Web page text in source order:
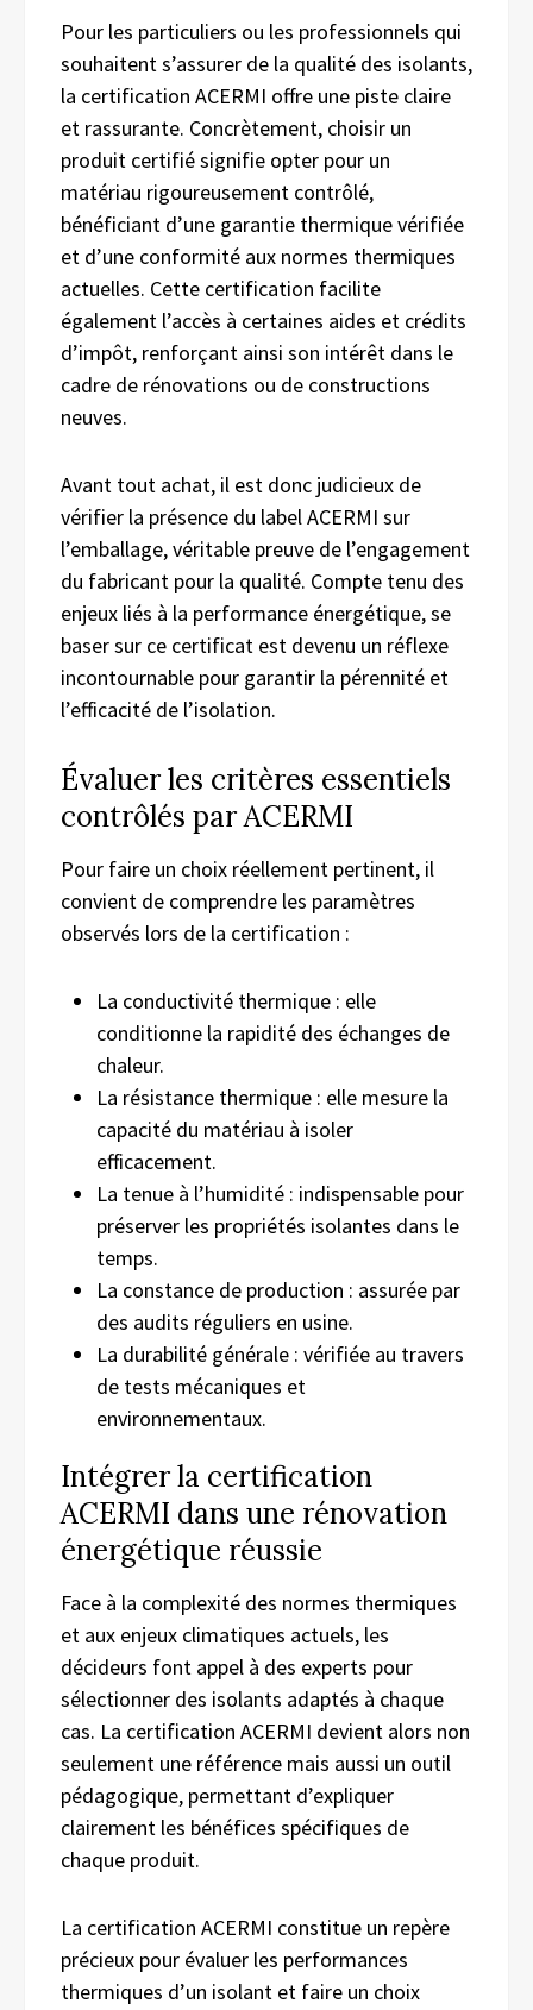
Pour les particuliers ou les professionnels qui
souhaitent s’assurer de la qualité des isolants,
la certification ACERMI offre une piste claire
et rassurante. Concrètement, choisir un
produit certifié signifie opter pour un
matériau rigoureusement contrôlé,
bénéficiant d’une garantie thermique vérifiée
et d’une conformité aux normes thermiques
actuelles. Cette certification facilite
également l’accès à certaines aides et crédits
d’impôt, renforçant ainsi son intérêt dans le
cadre de rénovations ou de constructions
neuves.
Avant tout achat, il est donc judicieux de
vérifier la présence du label ACERMI sur
l’emballage, véritable preuve de l’engagement
du fabricant pour la qualité. Compte tenu des
enjeux liés à la performance énergétique, se
baser sur ce certificat est devenu un réflexe
incontournable pour garantir la pérennité et
l’efficacité de l’isolation.
Évaluer les critères essentiels
contrôlés par ACERMI
Pour faire un choix réellement pertinent, il
convient de comprendre les paramètres
observés lors de la certification :
La conductivité thermique : elle
conditionne la rapidité des échanges de
chaleur.
La résistance thermique : elle mesure la
capacité du matériau à isoler
efficacement.
La tenue à l’humidité : indispensable pour
préserver les propriétés isolantes dans le
temps.
La constance de production : assurée par
des audits réguliers en usine.
La durabilité générale : vérifiée au travers
de tests mécaniques et
environnementaux.
Intégrer la certification
ACERMI dans une rénovation
énergétique réussie
Face à la complexité des normes thermiques
et aux enjeux climatiques actuels, les
décideurs font appel à des experts pour
sélectionner des isolants adaptés à chaque
cas. La certification ACERMI devient alors non
seulement une référence mais aussi un outil
pédagogique, permettant d’expliquer
clairement les bénéfices spécifiques de
chaque produit.
La certification ACERMI constitue un repère
précieux pour évaluer les performances
thermiques d’un isolant et faire un choix